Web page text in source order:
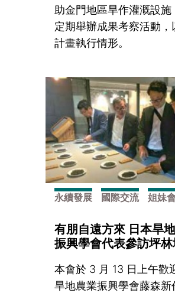
助金門地區旱作灌溉設施
定期舉辦成果考察活動，
計畫執行情形。
永續發展 國際交流 姐妹
有朋自遠方來 日本旱
振興學會代表參訪坪
本會於 3 月 13 日上午歡
旱地農業振興學會藤森新